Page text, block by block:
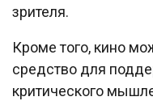
зрителя.
Кроме того, кино
средство для
критического